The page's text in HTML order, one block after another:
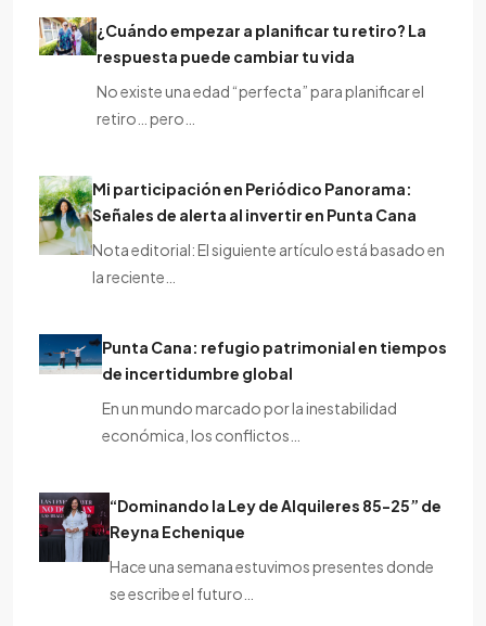
¿Cuándo empezar a planificar tu retiro? La
respuesta puede cambiar tu vida
No existe una edad “perfecta” para planificar el
retiro… pero…
Mi participación en Periódico Panorama:
Señales de alerta al invertir en Punta Cana
Nota editorial: El siguiente artículo está basado en
la reciente…
Punta Cana: refugio patrimonial en tiempos
de incertidumbre global
En un mundo marcado por la inestabilidad
económica, los conflictos…
“Dominando la Ley de Alquileres 85-25” de
Reyna Echenique
Hace una semana estuvimos presentes donde
se escribe el futuro…